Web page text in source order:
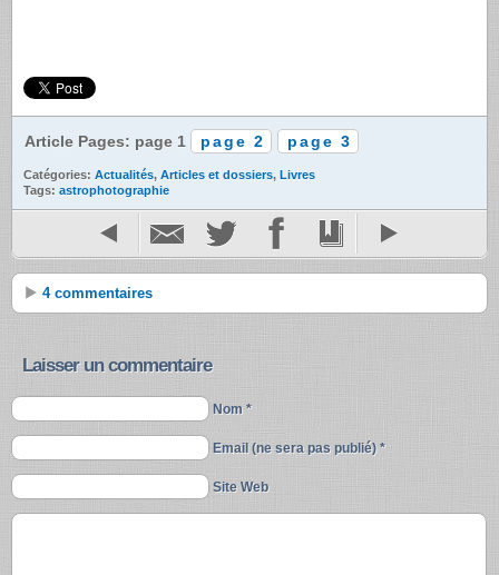
Article Pages: page 1 page 2 page 3
Catégories: Actualités, Articles et dossiers, Livres
Tags: astrophotographie
4 commentaires
Laisser un commentaire
Nom *
Email (ne sera pas publié) *
Site Web